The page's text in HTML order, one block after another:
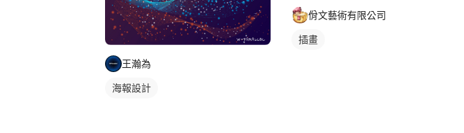
王瀚為
海報設計
佾文藝術有限公司
插畫